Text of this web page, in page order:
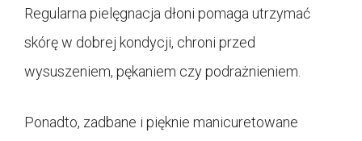
Regularna pielęgnacja dłoni pomaga utrzymać
skórę w dobrej kondycji, chroni przed
wysuszeniem, pękaniem czy podrażnieniem.
Ponadto, zadbane i pięknie manicuretowane